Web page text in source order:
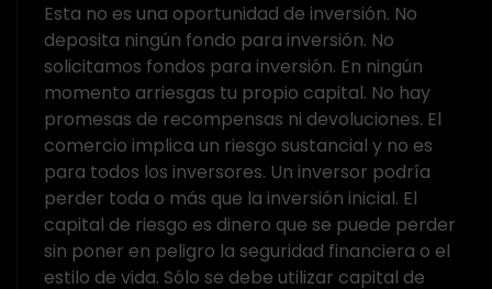
Esta no es una oportunidad de inversión. No
deposita ningún fondo para inversión. No
solicitamos fondos para inversión. En ningún
momento arriesgas tu propio capital. No hay
promesas de recompensas ni devoluciones. El
comercio implica un riesgo sustancial y no es
para todos los inversores. Un inversor podría
perder toda o más que la inversión inicial. El
capital de riesgo es dinero que se puede perder
sin poner en peligro la seguridad financiera o el
estilo de vida. Sólo se debe utilizar capital de